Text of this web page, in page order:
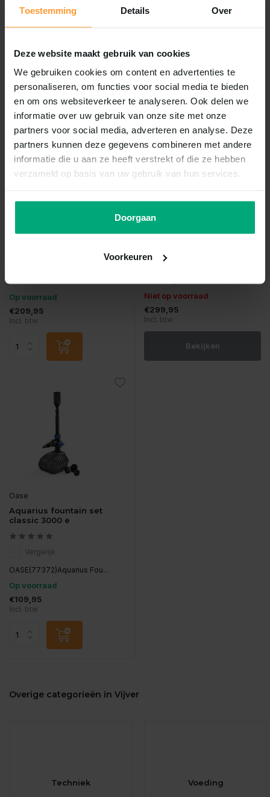
Toestemming Details Over
Deze website maakt gebruik van cookies
We gebruiken cookies om content en advertenties te
personaliseren, om functies voor social media te bieden
en om ons websiteverkeer te analyseren. Ook delen we
informatie over uw gebruik van onze site met onze
partners voor social media, adverteren en analyse. Deze
partners kunnen deze gegevens combineren met andere
informatie die u aan ze heeft verstrekt of die ze hebben
verzameld op basis van uw gebruik van hun services.
Doorgaan
Voorkeuren
Op voorraad
Incl. btw
Op voorraad
Op voorraad
€209,95
Incl. btw
Oase aquarius universal
Vergelijk
Niet op voorraad
€299,95
Incl. btw
Bekijken
Oase
Aquarius fountain set
classic 3000 e
Vergelijk
OASE(77372)Aquarius Fou...
Op voorraad
€109,95
Incl. btw
Overige categorieën in Vijver
Techniek Voeding